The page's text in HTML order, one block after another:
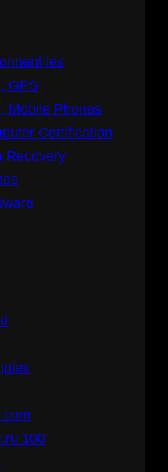
les
GPS
Mobile Phones
Certification
Recovery
100